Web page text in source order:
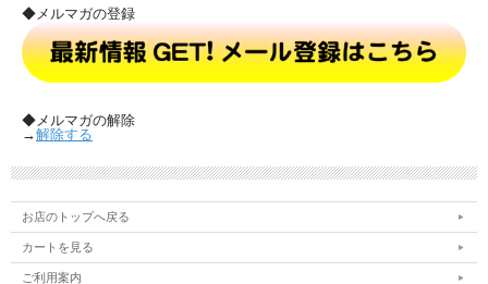
◆メルマガの登録
◆メルマガの解除
→解除する
お店のトップへ戻る
カートを見る
ご利用案内